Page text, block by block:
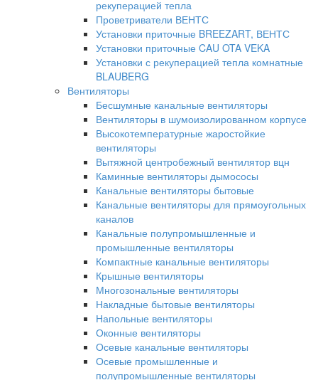
рекуперацией тепла
Проветриватели ВЕНТС
Установки приточные BREEZART, ВЕНТС
Установки приточные CAU OTA VEKA
Установки с рекуперацией тепла комнатные
BLAUBERG
Вентиляторы
Бесшумные канальные вентиляторы
Вентиляторы в шумоизолированном корпусе
Высокотемпературные жаростойкие
вентиляторы
Вытяжной центробежный вентилятор вцн
Каминные вентиляторы дымососы
Канальные вентиляторы бытовые
Канальные вентиляторы для прямоугольных
каналов
Канальные полупромышленные и
промышленные вентиляторы
Компактные канальные вентиляторы
Крышные вентиляторы
Многозональные вентиляторы
Накладные бытовые вентиляторы
Напольные вентиляторы
Оконные вентиляторы
Осевые канальные вентиляторы
Осевые промышленные и
полупромышленные вентиляторы